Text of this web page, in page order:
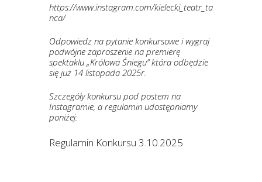
https://www.instagram.com/kielecki_teatr_ta
nca/
Odpowiedz na pytanie konkursowe i wygraj
podwójne zaproszenie na premierę
spektaklu „Królowa Śniegu” która odbędzie
się już 14 listopada 2025r.
Szczegóły konkursu pod postem na
Instagramie, a regulamin udostępniamy
poniżej:
Regulamin Konkursu 3.10.2025